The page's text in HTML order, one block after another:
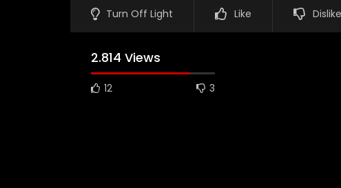
Turn Off Light Like Dislike
2.814 Views
12 3